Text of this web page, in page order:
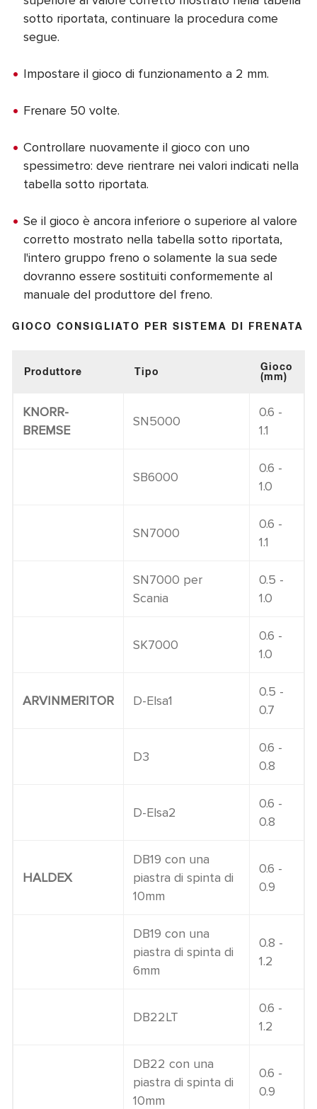
sotto riportata, continuare la procedura come
segue.
Impostare il gioco di funzionamento a 2 mm.
Frenare 50 volte.
Controllare nuovamente il gioco con uno
spessimetro: deve rientrare nei valori indicati nella
tabella sotto riportata.
Se il gioco è ancora inferiore o superiore al valore
corretto mostrato nella tabella sotto riportata,
l'intero gruppo freno o solamente la sua sede
dovranno essere sostituiti conformemente al
manuale del produttore del freno.
GIOCO CONSIGLIATO PER SISTEMA DI FRENATA
Produttore Tipo
Gioco
(mm)
KNORR-
BREMSE
SN5000
0.6 -
1.1
SB6000
0.6 -
1.0
SN7000
0.6 -
1.1
SN7000 per
Scania
0.5 -
1.0
SK7000
0.6 -
1.0
ARVINMERITOR D-Elsa1
0.5 -
0.7
D3
0.6 -
0.8
D-Elsa2
0.6 -
0.8
HALDEX
DB19 con una
piastra di spinta di
10mm
0.6 -
0.9
DB19 con una
piastra di spinta di
6mm
0.8 -
1.2
DB22LT
0.6 -
1.2
DB22 con una
piastra di spinta di
10mm
0.6 -
0.9